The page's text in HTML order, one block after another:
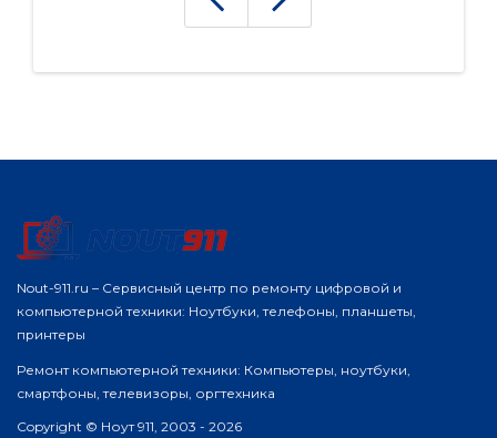
Nout-911.ru – Сервисный центр по ремонту цифровой и
компьютерной техники: Ноутбуки, телефоны, планшеты,
принтеры
Ремонт компьютерной техники: Компьютеры, ноутбуки,
смартфоны, телевизоры, оргтехника
Copyright © Ноут 911, 2003 - 2026